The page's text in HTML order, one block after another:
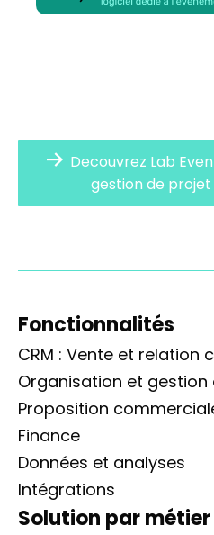
Decouvrez Lab
gestion de
Fonctionnalités
CRM : Vente et relation
Organisation et gestion
Proposition
Finance
Données et analyses
Intégrations
Solution par métier